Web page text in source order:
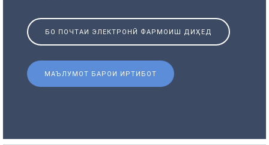
БО ПОЧТАИ ЭЛЕКТРОНӢ ФАРМОИШ ДИҲЕД
МАЪЛУМОТ БАРОИ ИРТИБОТ